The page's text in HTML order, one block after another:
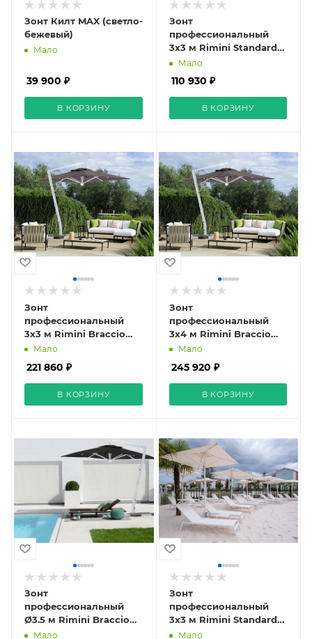
Зонт Килт MAX (светло-
бежевый)
Мало
39 900 ₽
В КОРЗИНУ
Зонт
профессиональный
3х3 м Rimini Standard
серо-коричневый
Мало
110 930 ₽
В КОРЗИНУ
Зонт
профессиональный
3х3 м Rimini Braccio
серо-коричневый
Мало
221 860 ₽
В КОРЗИНУ
Зонт
профессиональный
3х4 м Rimini Braccio
серо-коричневый
Мало
245 920 ₽
В КОРЗИНУ
Зонт
профессиональный
Ø3.5 м Rimini Braccio
чёрный
Мало
Зонт
профессиональный
3х3 м Rimini Standard
слоновая кость
Мало